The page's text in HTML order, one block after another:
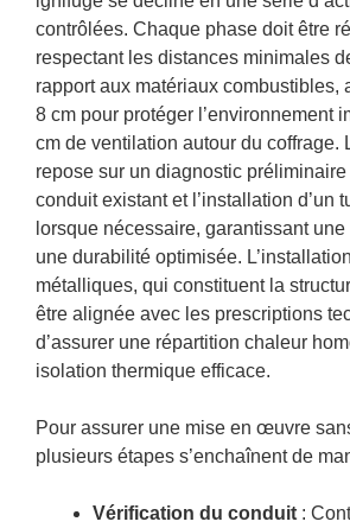
contrôlées. Chaque phase doit être
respectant les distances minimales
rapport aux matériaux combustibles,
8 cm pour protéger l’environnement
cm de ventilation autour du coffrage.
repose sur un diagnostic préliminaire
conduit existant et l’installation d’un
lorsque nécessaire, garantissant
une durabilité optimisée.
métalliques, qui constituent la
être alignée avec les prescriptions
d’assurer une répartition chaleur
isolation thermique efficace.
Pour assurer une mise en œuvre
plusieurs étapes s’enchaînent de
Vérification du conduit :